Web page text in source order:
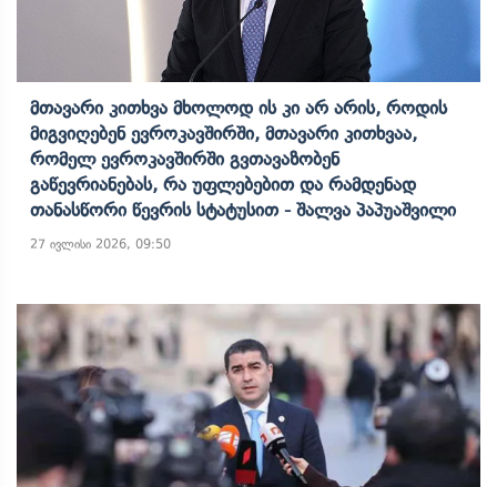
Მთავარი Კითხვა Მხოლოდ Ის Კი Არ Არის, Როდის
Მიგვიღებენ Ევროკავშირში, Მთავარი Კითხვაა,
Რომელ Ევროკავშირში Გვთავაზობენ
Გაწევრიანებას, Რა Უფლებებით Და Რამდენად
Თანასწორი Წევრის Სტატუსით - Შალვა Პაპუაშვილი
27 ივლისი 2026, 09:50